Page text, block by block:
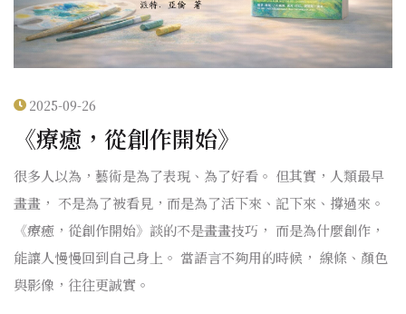
2025-09-26
《療癒，從創作開始》
很多人以為，藝術是為了表現、為了好看。 但其實，人類最早
畫畫， 不是為了被看見，而是為了活下來、記下來、撐過來。
《療癒，從創作開始》談的不是畫畫技巧， 而是為什麼創作，
能讓人慢慢回到自己身上。 當語言不夠用的時候， 線條、顏色
與影像，往往更誠實。